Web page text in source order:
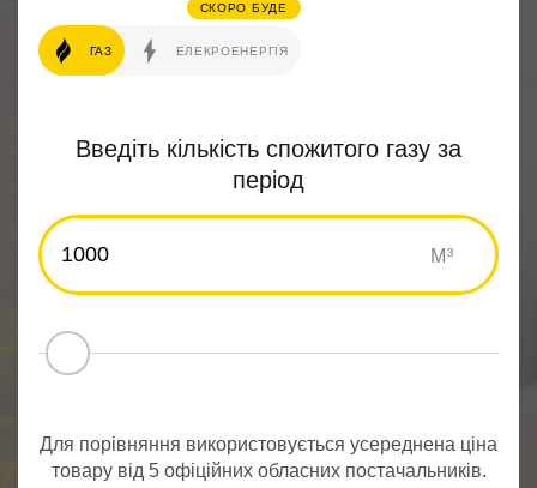
СКОРО БУДЕ
ГАЗ ЕЛЕКРОЕНЕРГІЯ
Введіть кількість спожитого газу за
період
Для порівняння використовується усереднена ціна
товару від 5 офіційних обласних постачальників.